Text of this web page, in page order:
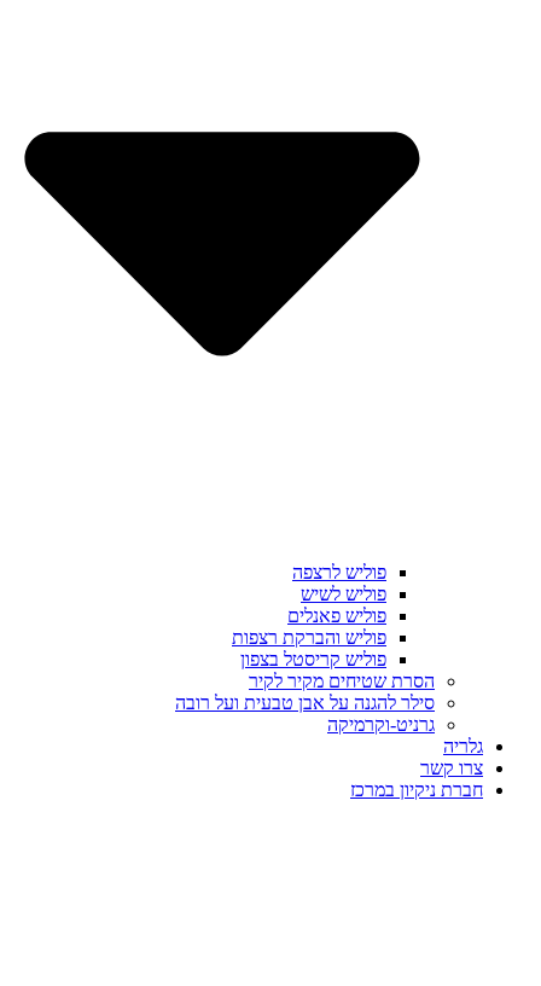
פוליש לרצפה
פוליש לשיש
פוליש פאנלים
פוליש והברקת רצפות
פוליש קריסטל בצפון
הסרת שטיחים מקיר לקיר
סילר להגנה על אבן טבעית ועל רובה
גרניט-וקרמיקה
גלריה
צרו קשר
חברת ניקיון במרכז